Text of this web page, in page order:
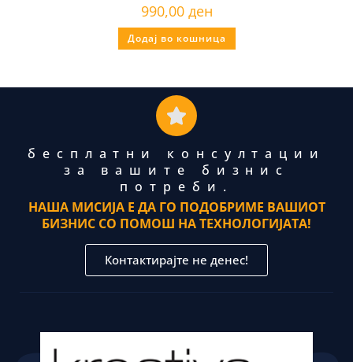
990,00 ден
Додај во кошница
бесплатни консултации
за вашите бизнис
потреби.
НАША МИСИЈА Е ДА ГО ПОДОБРИМЕ ВАШИОТ
БИЗНИС СО ПОМОШ НА ТЕХНОЛОГИЈАТА!
Контактирајте не денес!